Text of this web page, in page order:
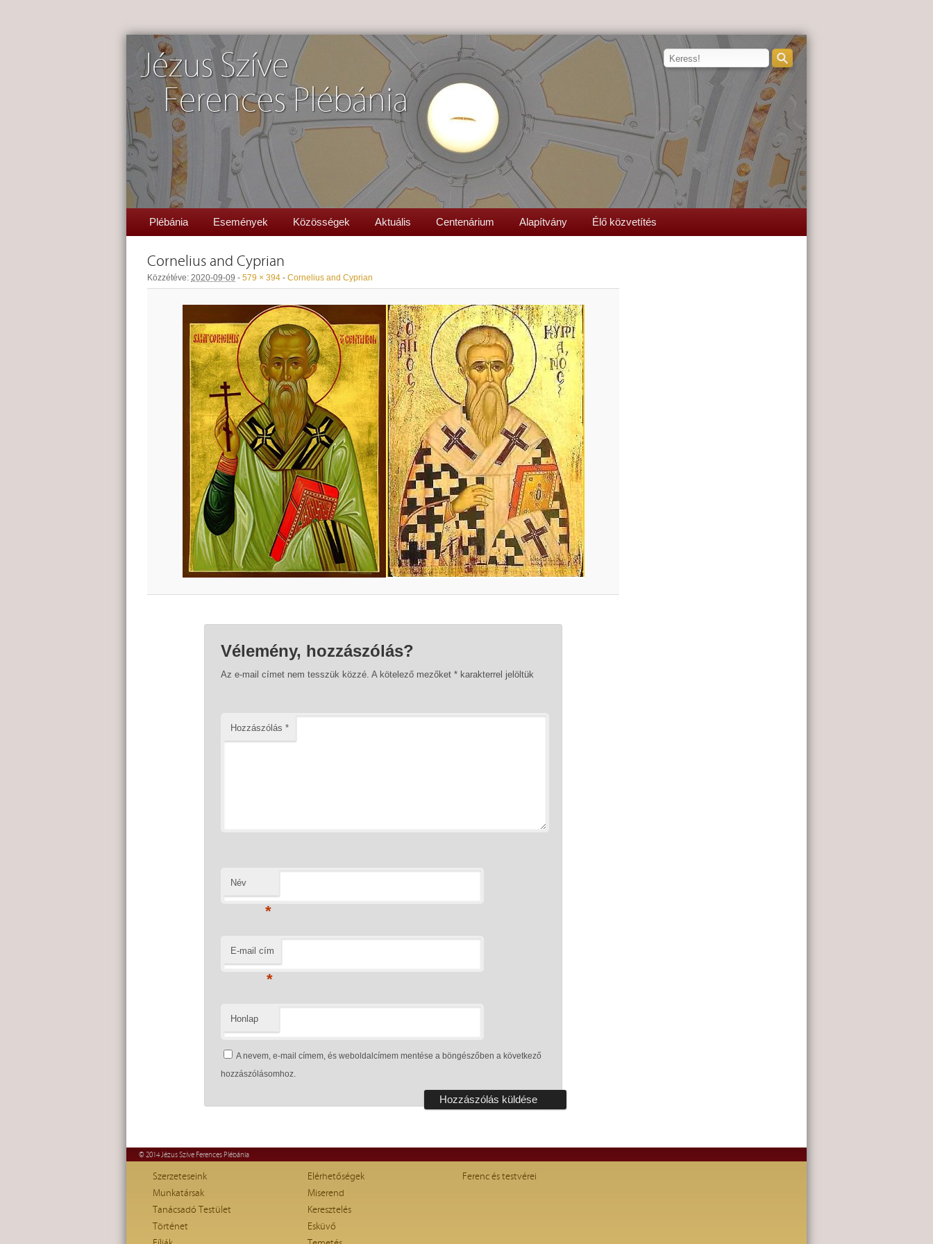
Jézus Szíve
Ferences Plébánia
Plébánia Események Közösségek Aktuális Centenárium Alapítvány Élő közvetítés
Cornelius and Cyprian
Közzétéve: 2020-09-09 - 579 × 394 - Cornelius and Cyprian
Vélemény, hozzászólás?
Az e-mail címet nem tesszük közzé. A kötelező mezőket *karakterrel jelöltük
Hozzászólás *
Név
*
E-mail cím
*
Honlap
A nevem, e-mail címem, és weboldalcímem mentése a böngészőben a következő
hozzászólásomhoz.
© 2014 Jézus Szíve Ferences Plébánia
Szerzeteseink
Munkatársak
Tanácsadó Testület
Történet
Elérhetőségek
Miserend
Keresztelés
Esküvő
Ferenc és testvérei